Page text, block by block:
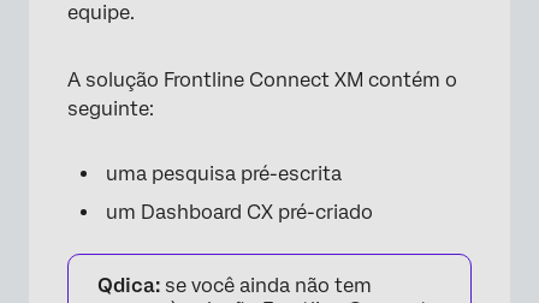
equipe.
A solução Frontline Connect XM contém o
seguinte:
uma pesquisa pré-escrita
um Dashboard CX pré-criado
Qdica: se você ainda não tem